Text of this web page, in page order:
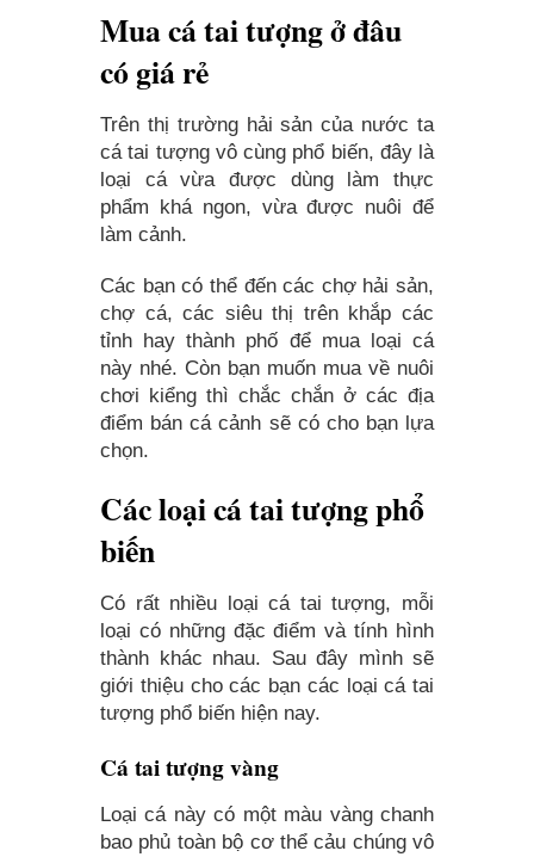
Mua cá tai tượng ở đâu
có giá rẻ
Trên thị trường hải sản của nước ta
cá tai tượng vô cùng phổ biến, đây là
loại cá vừa được dùng làm thực
phẩm khá ngon, vừa được nuôi để
làm cảnh.
Các bạn có thể đến các chợ hải sản,
chợ cá, các siêu thị trên khắp các
tỉnh hay thành phố để mua loại cá
này nhé. Còn bạn muốn mua về nuôi
chơi kiểng thì chắc chắn ở các địa
điểm bán cá cảnh sẽ có cho bạn lựa
chọn.
Các loại cá tai tượng phổ
biến
Có rất nhiều loại cá tai tượng, mỗi
loại có những đặc điểm và tính hình
thành khác nhau. Sau đây mình sẽ
giới thiệu cho các bạn các loại cá tai
tượng phổ biến hiện nay.
Cá tai tượng vàng
Loại cá này có một màu vàng chanh
bao phủ toàn bộ cơ thể cảu chúng vô